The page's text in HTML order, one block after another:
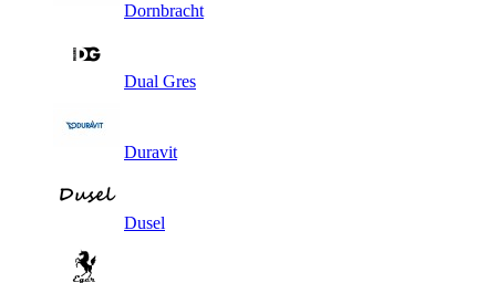
Dornbracht
Dual Gres
Duravit
Dusel